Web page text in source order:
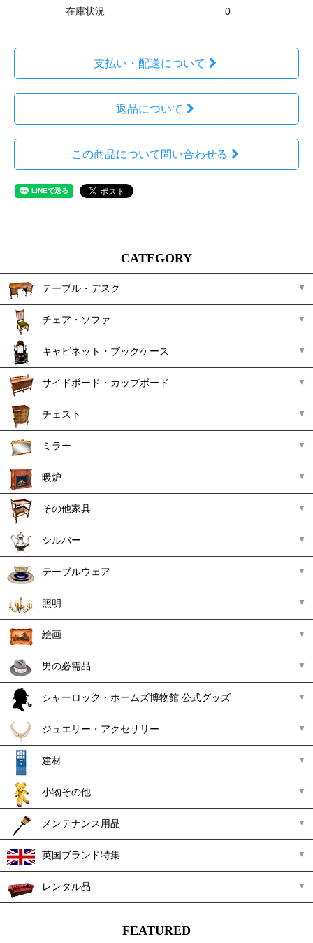
在庫状況 0
支払い・配送について
返品について
この商品について問い合わせる
CATEGORY
テーブル・デスク
チェア・ソファ
キャビネット・ブックケース
サイドボード・カップボード
チェスト
ミラー
暖炉
その他家具
シルバー
テーブルウェア
照明
絵画
男の必需品
シャーロック・ホームズ博物館 公式グッズ
ジュエリー・アクセサリー
建材
小物その他
メンテナンス用品
英国ブランド特集
レンタル品
FEATURED